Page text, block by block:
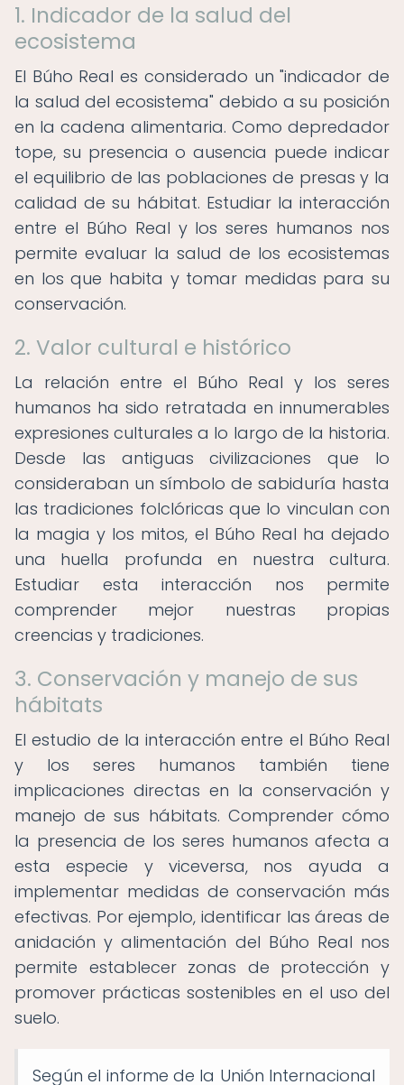
1. Indicador de la salud del
ecosistema
El Búho Real es considerado un "indicador de
la salud del ecosistema" debido a su posición
en la cadena alimentaria. Como depredador
tope, su presencia o ausencia puede indicar
el equilibrio de las poblaciones de presas y la
calidad de su hábitat. Estudiar la interacción
entre el Búho Real y los seres humanos nos
permite evaluar la salud de los ecosistemas
en los que habita y tomar medidas para su
conservación.
2. Valor cultural e histórico
La relación entre el Búho Real y los seres
humanos ha sido retratada en innumerables
expresiones culturales a lo largo de la historia.
Desde las antiguas civilizaciones que lo
consideraban un símbolo de sabiduría hasta
las tradiciones folclóricas que lo vinculan con
la magia y los mitos, el Búho Real ha dejado
una huella profunda en nuestra cultura.
Estudiar esta interacción nos permite
comprender mejor nuestras propias
creencias y tradiciones.
3. Conservación y manejo de sus
hábitats
El estudio de la interacción entre el Búho Real
y los seres humanos también tiene
implicaciones directas en la conservación y
manejo de sus hábitats. Comprender cómo
la presencia de los seres humanos afecta a
esta especie y viceversa, nos ayuda a
implementar medidas de conservación más
efectivas. Por ejemplo, identificar las áreas de
anidación y alimentación del Búho Real nos
permite establecer zonas de protección y
promover prácticas sostenibles en el uso del
suelo.
Según el informe de la Unión Internacional